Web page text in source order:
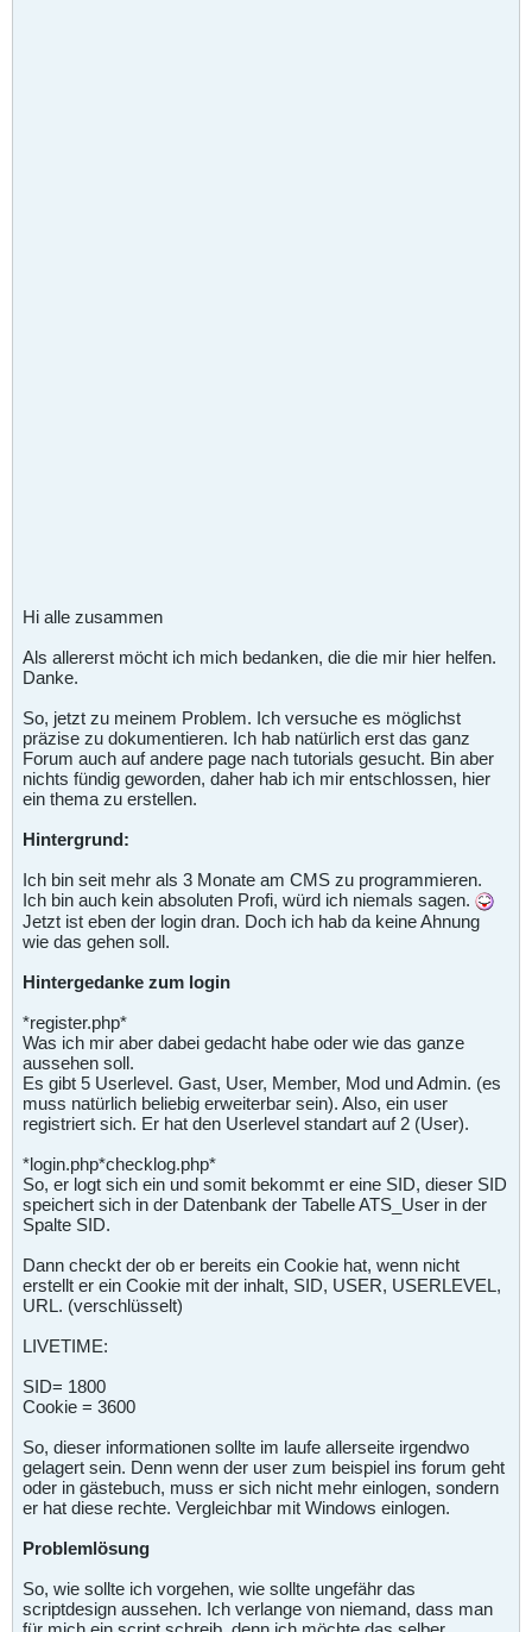
Hi alle zusammen
Als allererst möcht ich mich bedanken, die die mir hier helfen.
Danke.
So, jetzt zu meinem Problem. Ich versuche es möglichst
präzise zu dokumentieren. Ich hab natürlich erst das ganz
Forum auch auf andere page nach tutorials gesucht. Bin aber
nichts fündig geworden, daher hab ich mir entschlossen, hier
ein thema zu erstellen.
Hintergrund:
Ich bin seit mehr als 3 Monate am CMS zu programmieren.
Ich bin auch kein absoluten Profi, würd ich niemals sagen.
Jetzt ist eben der login dran. Doch ich hab da keine Ahnung
wie das gehen soll.
Hintergedanke zum login
*register.php*
Was ich mir aber dabei gedacht habe oder wie das ganze
aussehen soll.
Es gibt 5 Userlevel. Gast, User, Member, Mod und Admin. (es
muss natürlich beliebig erweiterbar sein). Also, ein user
registriert sich. Er hat den Userlevel standart auf 2 (User).
*login.php*checklog.php*
So, er logt sich ein und somit bekommt er eine SID, dieser SID
speichert sich in der Datenbank der Tabelle ATS_User in der
Spalte SID.
Dann checkt der ob er bereits ein Cookie hat, wenn nicht
erstellt er ein Cookie mit der inhalt, SID, USER, USERLEVEL,
URL. (verschlüsselt)
LIVETIME:
SID= 1800
Cookie = 3600
So, dieser informationen sollte im laufe allerseite irgendwo
gelagert sein. Denn wenn der user zum beispiel ins forum geht
oder in gästebuch, muss er sich nicht mehr einlogen, sondern
er hat diese rechte. Vergleichbar mit Windows einlogen.
Problemlösung
So, wie sollte ich vorgehen, wie sollte ungefähr das
scriptdesign aussehen. Ich verlange von niemand, dass man